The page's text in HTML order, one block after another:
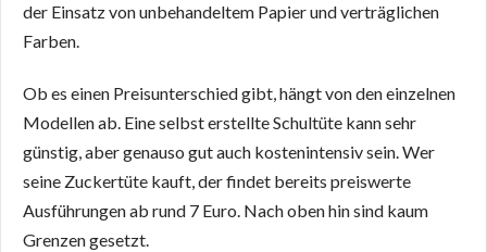
der Einsatz von unbehandeltem Papier und verträglichen
Farben.
Ob es einen Preisunterschied gibt, hängt von den einzelnen
Modellen ab. Eine selbst erstellte Schultüte kann sehr
günstig, aber genauso gut auch kostenintensiv sein. Wer
seine Zuckertüte kauft, der findet bereits preiswerte
Ausführungen ab rund 7 Euro. Nach oben hin sind kaum
Grenzen gesetzt.